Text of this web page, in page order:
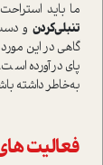
ما باید
تنبلی‌کردن و
گاهی در این
پای درآورده
به‌خاطر داشته
فعالیت